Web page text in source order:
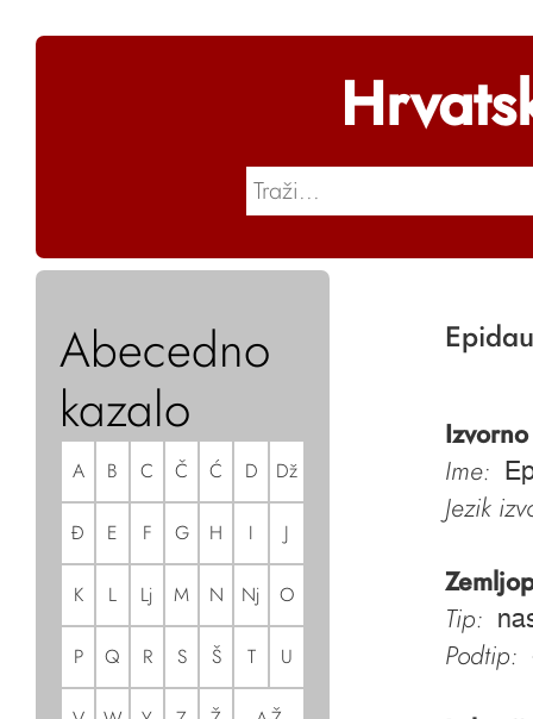
Abecedno
kazalo
A B C Č Ć D Dž
Đ E F G H I J
K L Lj M N Nj O
P Q R S Š T U
Ime:
Jezik
Tip:
Podtip: